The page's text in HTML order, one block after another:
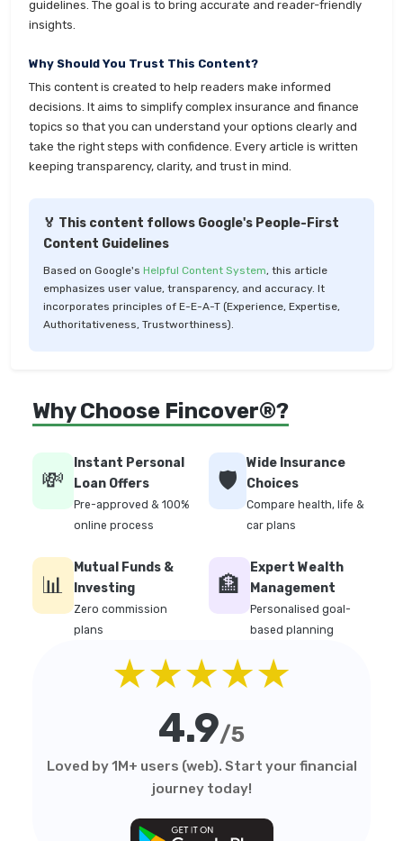
guidelines. The goal is to bring accurate and reader-friendly
insights.
Why Should You Trust This Content?
This content is created to help readers make informed
decisions. It aims to simplify complex insurance and finance
topics so that you can understand your options clearly and
take the right steps with confidence. Every article is written
keeping transparency, clarity, and trust in mind.
🏅 This content follows Google's People-First
Content Guidelines
Based on Google's Helpful Content System, this article
emphasizes user value, transparency, and accuracy. It
incorporates principles of E-E-A-T (Experience, Expertise,
Authoritativeness, Trustworthiness).
Why Choose Fincover®?
💸
Instant Personal
Loan Offers
Pre-approved & 100%
online process
🛡️
Wide Insurance
Choices
Compare health, life &
car plans
📊
Mutual Funds &
Investing
Zero commission
plans
🏦
Expert Wealth
Management
Personalised goal-
based planning
★★★★★
4.9/5
Loved by 1M+ users (web). Start your financial
journey today!